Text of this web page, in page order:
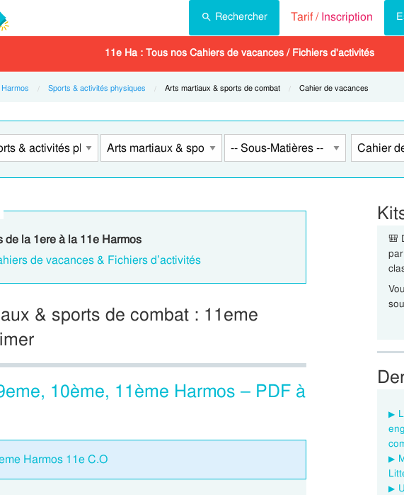
Rechercher Tarif /Inscription
11e Ha : Tous nos Cahiers de vacances / Fichiers d'activités
Harmos Sports & activités physiques Current:
Arts martiaux & sports de combat Current:
Cahier de vacances
de la 1ere à la 11e Harmos
de vacances & Fichiers d’activités
& sports de combat : 11eme
10ème, 11ème Harmos – PDF à
Harmos 11e C.O
🎒